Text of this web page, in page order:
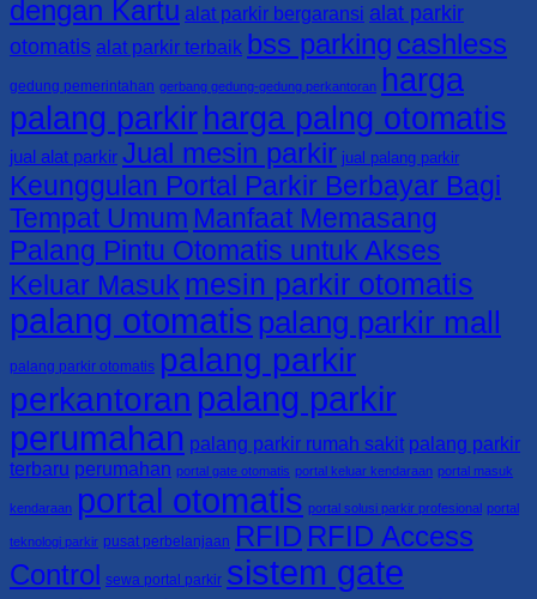
5165 SELATAN
0821-
4405-
7125/
4161-
5165
BSS
Parking
|
KABUPATEN
SORONG
0821-
4405-
7125/
0813-
4161-
5165
Parkir,
dan
Barrier
Gate
BSS
Parking
|
KABUPATEN
RAJA
AMPAT
0821-
4405-
7125/
0813-
4161-
5165
dengan Kartu alat parkir bergaransi alat parkir
otomatis alat parkir terbaik bss parking cashless
gedung pemerintahan gerbang gedung-gedung perkantoran harga
palang parkirharga palng otomatis
jual alat parkir Jual mesin parkir jual palang parkir
Keunggulan Portal Parkir Berbayar Bagi
Tempat Umum Manfaat Memasang
Palang Pintu Otomatis untuk Akses
Keluar Masuk mesin parkir otomatis
palang otomatis palang parkir mall
palang parkir otomatis palang parkir
perkantoran palang parkir
perumahan palang parkir rumah sakit palang parkir
terbaru perumahan portal gate otomatis portal keluar kendaraan portal masuk
kendaraan portal otomatis portal solusi parkir profesional portal
teknologi parkir pusat perbelanjaan RFID RFID Access
Control sewa portal parkir sistem gate